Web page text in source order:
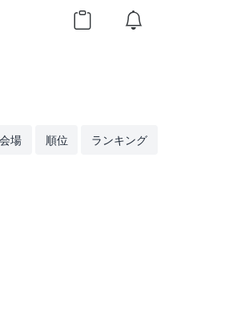
会場 順位 ランキング